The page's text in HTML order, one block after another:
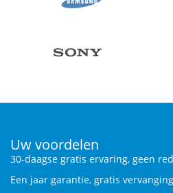
Uw voordelen
30-daagse gratis ervaring, geen
Een jaar garantie, gratis